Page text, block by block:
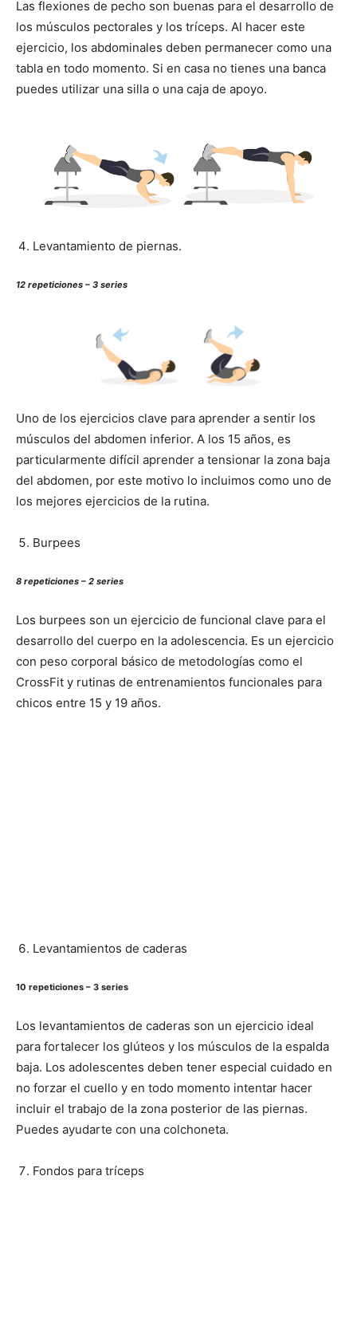
Las flexiones de pecho son buenas para el desarrollo de
los músculos pectorales y los tríceps. Al hacer este
ejercicio, los abdominales deben permanecer como una
tabla en todo momento. Si en casa no tienes una banca
puedes utilizar una silla o una caja de apoyo.
Levantamiento de piernas.
12 repeticiones – 3 series
Uno de los ejercicios clave para aprender a sentir los
músculos del abdomen inferior. A los 15 años, es
particularmente difícil aprender a tensionar la zona baja
del abdomen, por este motivo lo incluimos como uno de
los mejores ejercicios de la rutina.
Burpees
8 repeticiones – 2 series
Los burpees son un ejercicio de funcional clave para el
desarrollo del cuerpo en la adolescencia. Es un ejercicio
con peso corporal básico de metodologías como el
CrossFit y rutinas de entrenamientos funcionales para
chicos entre 15 y 19 años.
Levantamientos de caderas
10 repeticiones – 3 series
Los levantamientos de caderas son un ejercicio ideal
para fortalecer los glúteos y los músculos de la espalda
baja. Los adolescentes deben tener especial cuidado en
no forzar el cuello y en todo momento intentar hacer
incluir el trabajo de la zona posterior de las piernas.
Puedes ayudarte con una colchoneta.
Fondos para tríceps